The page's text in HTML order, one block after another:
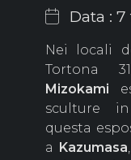
Data : 7
Nei locali
Tortona
Mizokami
sculture
questa
a Kazumasa